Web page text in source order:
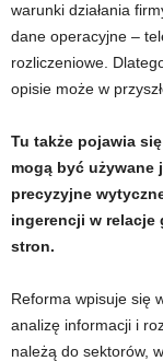
warunki działania
dane operacyjne –
rozliczeniowe.
opisie może w
Tu także pojawia
mogą być używane
precyzyjne
ingerencji w relacje
stron.
Reforma wpisuje się
analizę informacji i
należą do sektorów,